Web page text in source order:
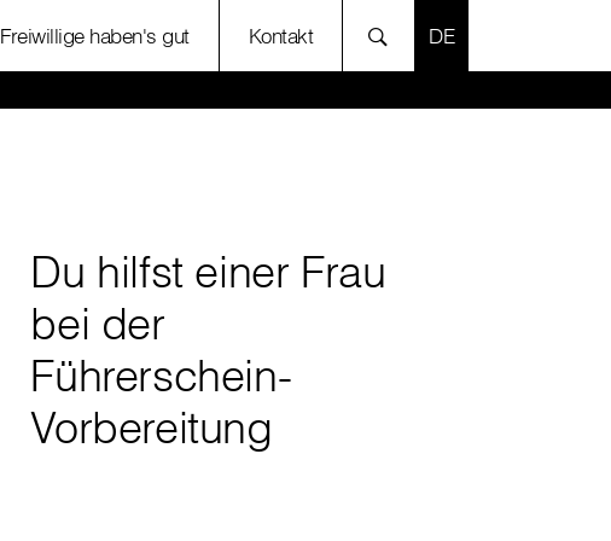
Freiwillige haben's gut Kontakt SPRACHE
Du hilfst einer Frau
bei der
Führerschein-
Vorbereitung